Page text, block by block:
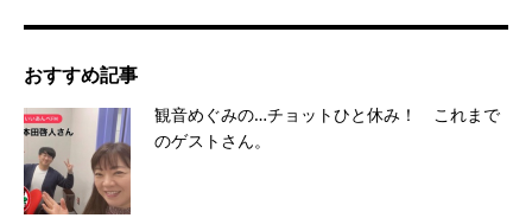
おすすめ記事
観音めぐみの…チョットひと休み！ これまで
のゲストさん。